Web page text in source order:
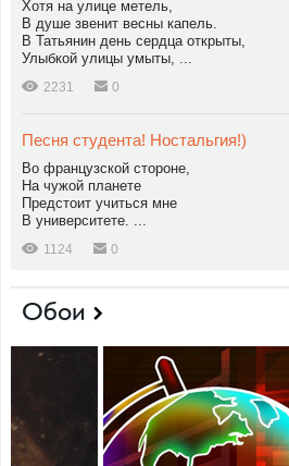
Хотя на улице метель,
В душе звенит весны капель.
В Татьянин день сердца открыты,
Улыбкой улицы умыты, ...
2231 0
Песня студента! Ностальгия!)
Во французской стороне,
На чужой планете
Предстоит учиться мне
В университете. ...
1124 0
Обои